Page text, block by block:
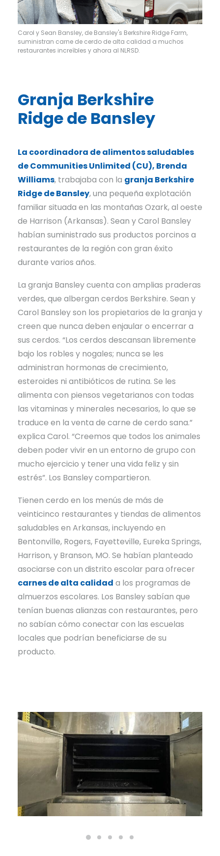
Carol y Sean Bansley, de Bansley's Berkshire Ridge Farm,
suministran carne de cerdo de alta calidad a muchos
restaurantes increíbles y ahora al NLRSD.
Granja Berkshire
Ridge de Bansley
La coordinadora de alimentos saludables
de Communities Unlimited (CU), Brenda
Williams, trabajaba con la granja Berkshire
Ridge de Bansley, una pequeña explotación
familiar situada en las montañas Ozark, al oeste
de Harrison (Arkansas). Sean y Carol Bansley
habían suministrado sus productos porcinos a
restaurantes de la región con gran éxito
durante varios años.
La granja Bansley cuenta con amplias praderas
verdes, que albergan cerdos Berkshire. Sean y
Carol Bansley son los propietarios de la granja y
creen que nunca deben enjaular o encerrar a
sus cerdos. “Los cerdos descansan libremente
bajo los robles y nogales; nunca se les
administran hormonas de crecimiento,
esteroides ni antibióticos de rutina. Se les
alimenta con piensos vegetarianos con todas
las vitaminas y minerales necesarios, lo que se
traduce en la venta de carne de cerdo sana.”
explica Carol. “Creemos que todos los animales
deben poder vivir en un entorno de grupo con
mucho ejercicio y tener una vida feliz y sin
estrés”. Los Bansley compartieron.
Tienen cerdo en los menús de más de
veinticinco restaurantes y tiendas de alimentos
saludables en Arkansas, incluyendo en
Bentonville, Rogers, Fayetteville, Eureka Springs,
Harrison, y Branson, MO. Se habían planteado
asociarse con un distrito escolar para ofrecer
carnes de alta calidad a los programas de
almuerzos escolares. Los Bansley sabían que
tenían buenas alianzas con restaurantes, pero
no sabían cómo conectar con las escuelas
locales que podrían beneficiarse de su
producto.